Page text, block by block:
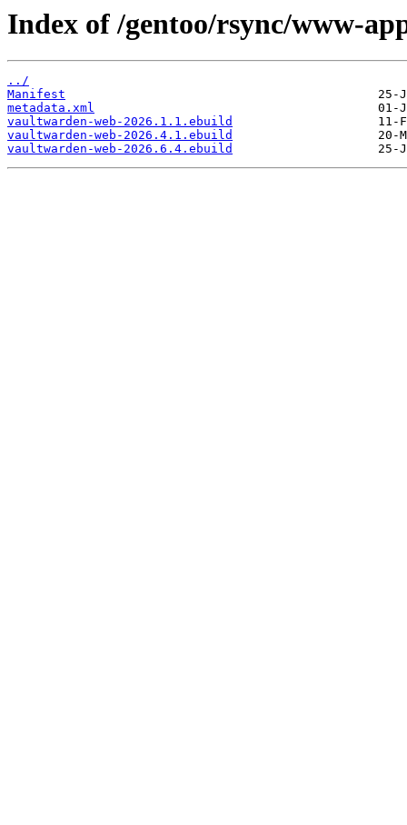
Index of /gentoo/rsync/www-
../
Manifest
metadata.xml
vaultwarden-web-2026.1.1.ebuild
vaultwarden-web-2026.4.1.ebuild
vaultwarden-web-2026.6.4.ebuild